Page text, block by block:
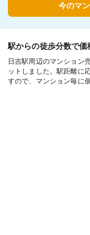
今のマ
駅からの徒歩分数で価
日吉駅周辺のマンション
ットしました。駅距離に
すので、マンション毎に